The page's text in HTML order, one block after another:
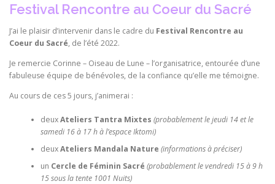
Festival Rencontre au Coeur du Sacré
J’ai le plaisir d’intervenir dans le cadre du Festival Rencontre au
Coeur du Sacré, de l’été 2022.
Je remercie Corinne – Oiseau de Lune – l’organisatrice, entourée d’une
fabuleuse équipe de bénévoles, de la confiance qu’elle me témoigne.
Au cours de ces 5 jours, j’animerai :
deuxAteliers Tantra Mixtes (probablement le jeudi 14 et le
samedi 16 à 17 h à l’espace Iktomi)
deuxAteliers Mandala Nature (informations à préciser)
un Cercle de Féminin Sacré (probablement le vendredi 15 à 9 h
15 sous la tente 1001 Nuits)